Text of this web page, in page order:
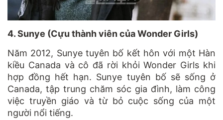
4. Sunye (Cựu thành viên của Wonder Girls)
Năm 2012, Sunye tuyên bố kết hôn với một Hàn
kiều Canada và cô đã rời khỏi Wonder Girls khi
hợp đồng hết hạn. Sunye tuyên bố sẽ sống ở
Canada, tập trung chăm sóc gia đình, làm công
việc truyền giáo và từ bỏ cuộc sống của một
người nổi tiếng.